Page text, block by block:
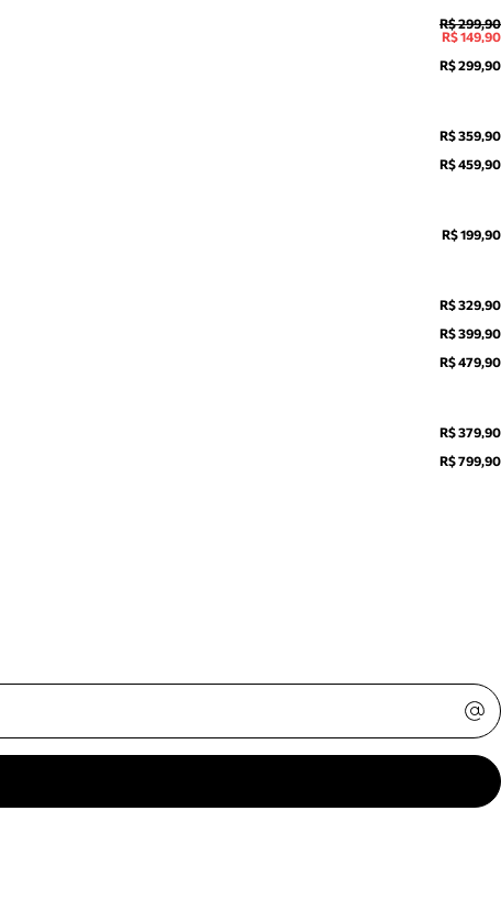
R$ 299,90
R$ 149,90
R$ 299,90
R$ 359,90
R$ 459,90
R$ 199,90
R$ 329,90
R$ 399,90
R$ 479,90
R$ 379,90
R$ 799,90